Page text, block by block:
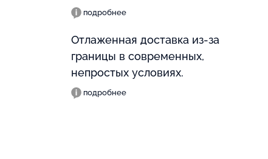
подробнее
Отлаженная доставка из-за
границы в современных,
непростых условиях.
подробнее